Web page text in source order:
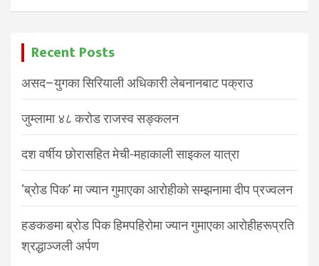
Recent Posts
असद–युगका सिरियाली अधिकारी लेबनानबाट पक्राउ
जुम्लामा ४८ करोड राजस्व सङ्कलन
दश वर्षीय छोरासहित मेची-महाकाली साइकल यात्रा
‘ब्रोड पिक’ मा ज्यान गुमाएका आरोहीको सम्झनामा दीप प्रज्वलन
हङकङमा ब्रोड पिक हिमपहिरोमा ज्यान गुमाएका आरोहीहरूप्रति
श्रद्धाञ्जली अर्पण